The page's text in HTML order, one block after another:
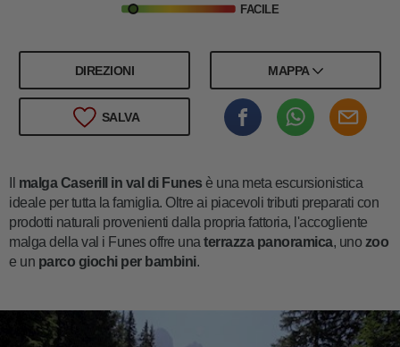
FACILE
DIREZIONI MAPPA
SALVA
malga Caserill in val di Funes è una meta escursionistica
ideale per tutta la famiglia. Oltre ai piacevoli tributi preparati con
prodotti naturali provenienti dalla propria fattoria, l'accogliente
malga della val i Funes offre una terrazza panoramica, uno zoo
e un parco giochi per bambini.